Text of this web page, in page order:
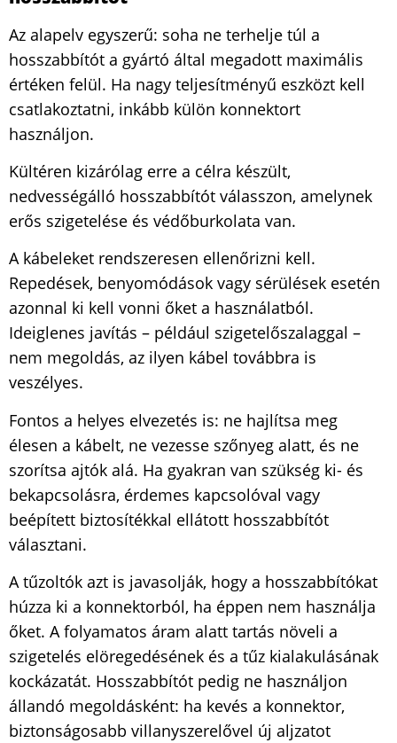
Az alapelv egyszerű: soha ne terhelje túl a
hosszabbítót a gyártó által megadott maximális
értéken felül. Ha nagy teljesítményű eszközt kell
csatlakoztatni, inkább külön konnektort
használjon.
Kültéren kizárólag erre a célra készült,
nedvességálló hosszabbítót válasszon, amelynek
erős szigetelése és védőburkolata van.
A kábeleket rendszeresen ellenőrizni kell.
Repedések, benyomódások vagy sérülések esetén
azonnal ki kell vonni őket a használatból.
Ideiglenes javítás – például szigetelőszalaggal –
nem megoldás, az ilyen kábel továbbra is
veszélyes.
Fontos a helyes elvezetés is: ne hajlítsa meg
élesen a kábelt, ne vezesse szőnyeg alatt, és ne
szorítsa ajtók alá. Ha gyakran van szükség ki- és
bekapcsolásra, érdemes kapcsolóval vagy
beépített biztosítékkal ellátott hosszabbítót
választani.
A tűzoltók azt is javasolják, hogy a hosszabbítókat
húzza ki a konnektorból, ha éppen nem használja
őket. A folyamatos áram alatt tartás növeli a
szigetelés elöregedésének és a tűz kialakulásának
kockázatát. Hosszabbítót pedig ne használjon
állandó megoldásként: ha kevés a konnektor,
biztonságosabb villanyszerelővel új aljzatot